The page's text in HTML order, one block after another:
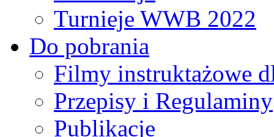
Turnieje WWB 2022
Do pobrania
Filmy instruktażowe
Przepisy i Regulaminy
Publikacje